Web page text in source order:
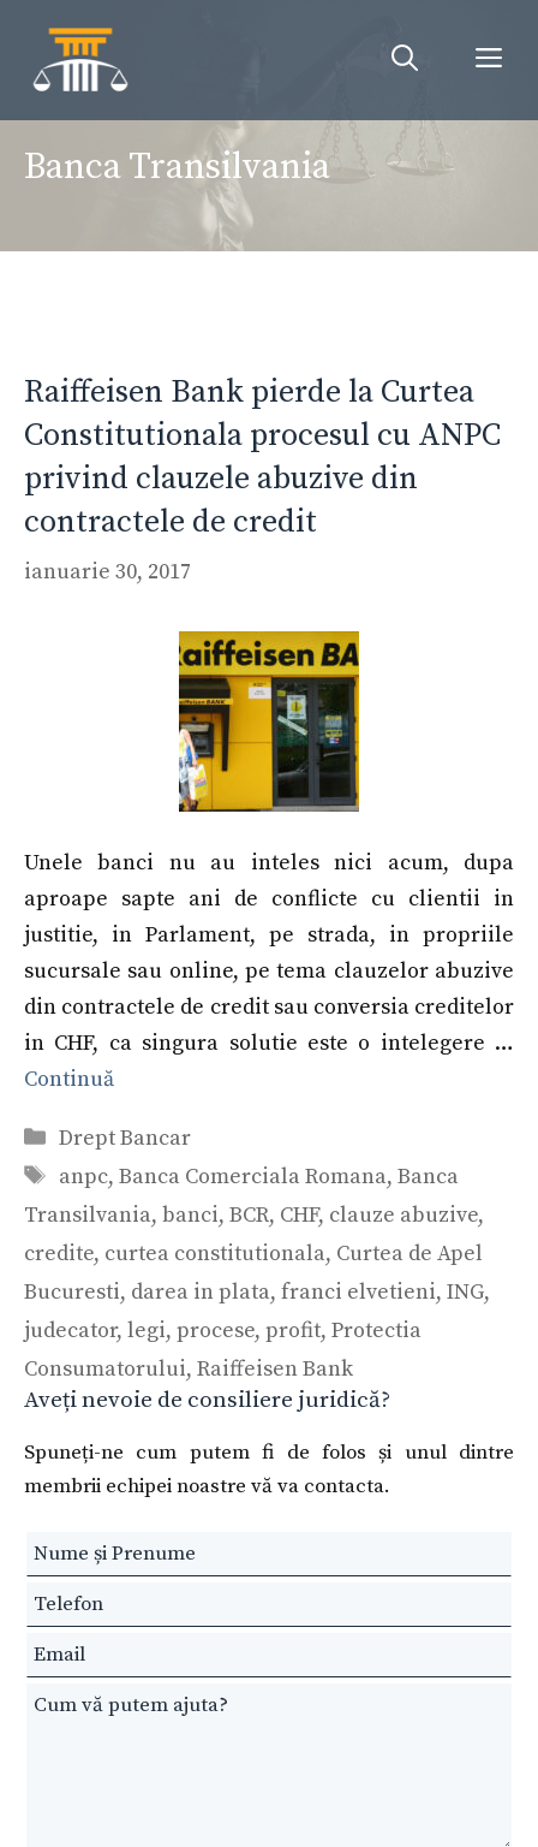
conținut
Banca Transilvania
Raiffeisen Bank pierde la Curtea
Constitutionala procesul cu ANPC
privind clauzele abuzive din
contractele de credit
ianuarie 30, 2017
Unele banci nu au inteles nici acum, dupa
aproape sapte ani de conflicte cu clientii in
justitie, in Parlament, pe strada, in propriile
sucursale sau online, pe tema clauzelor abuzive
din contractele de credit sau conversia creditelor
in CHF, ca singura solutie este o intelegere …
Continuă
Categorii
Drept Bancar
Etichete
anpc, Banca Comerciala Romana, Banca
Transilvania, banci, BCR, CHF, clauze abuzive,
credite, curtea constitutionala, Curtea de Apel
Bucuresti, darea in plata, franci elvetieni, ING,
judecator, legi, procese, profit, Protectia
Consumatorului, Raiffeisen Bank
Aveți nevoie de consiliere juridică?
Spuneți-ne cum putem fi de folos și unul dintre
membrii echipei noastre vă va contacta.
Leave
this
field
blank